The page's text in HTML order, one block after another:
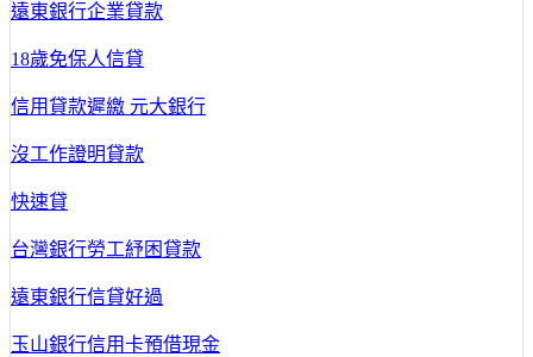
遠東銀行企業貸款
18歲免保人信貸
信用貸款遲繳 元大銀行
沒工作證明貸款
快速貸
台灣銀行勞工紓困貸款
遠東銀行信貸好過
玉山銀行信用卡預借現金